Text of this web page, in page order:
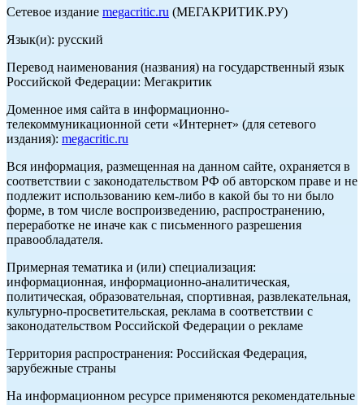
Сетевое издание megacritic.ru (МЕГАКРИТИК.РУ)
Язык(и): русский
Перевод наименования (названия) на государственный язык
Российской Федерации: Мегакритик
Доменное имя сайта в информационно-
телекоммуникационной сети «Интернет» (для сетевого
издания): megacritic.ru
Вся информация, размещенная на данном сайте, охраняется в
соответствии с законодательством РФ об авторском праве и не
подлежит использованию кем-либо в какой бы то ни было
форме, в том числе воспроизведению, распространению,
переработке не иначе как с письменного разрешения
правообладателя.
Примерная тематика и (или) специализация:
информационная, информационно-аналитическая,
политическая, образовательная, спортивная, развлекательная,
культурно-просветительская, реклама в соответствии с
законодательством Российской Федерации о рекламе
Территория распространения: Российская Федерация,
зарубежные страны
На информационном ресурсе применяются рекомендательные